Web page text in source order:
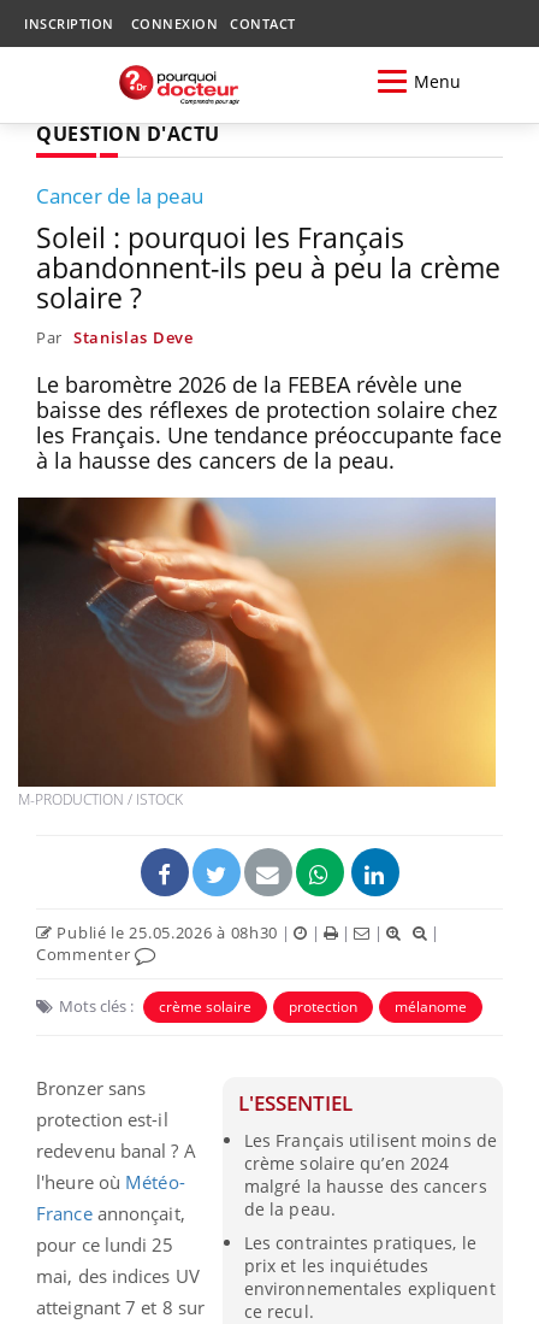
INSCRIPTION CONNEXION CONTACT
Menu
QUESTION D'ACTU
Cancer de la peau
Soleil : pourquoi les Français
abandonnent-ils peu à peu la crème
solaire ?
Par Stanislas Deve
Le baromètre 2026 de la FEBEA révèle une
baisse des réflexes de protection solaire chez
les Français. Une tendance préoccupante face
à la hausse des cancers de la peau.
M-PRODUCTION / ISTOCK
Publié le 25.05.2026 à 08h30 | | | |
|
Commenter
Mots clés : crème solaire protection mélanome
L'ESSENTIEL
Les Français utilisent moins de
crème solaire qu’en 2024
malgré la hausse des cancers
de la peau.
Les contraintes pratiques, le
prix et les inquiétudes
environnementales expliquent
ce recul.
Bronzer sans
protection est-il
redevenu banal ? A
l'heure où Météo-
Franceannonçait,
pour ce lundi 25
mai, des indices UV
atteignant 7 et 8 sur